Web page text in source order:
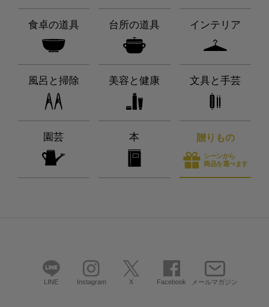
食卓の道具 台所の道具 インテリア
風呂と掃除 美容と健康 文具と手芸
園芸 本 贈りもの
シーンから
商品を選べます
LINE Instagram X Facebook メールマガジン